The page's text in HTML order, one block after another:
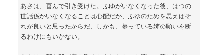
あさは、喜んで引き受けた。ふゆがいなくなった後、はつの
世話係がいなくなることは心配だが、ふゆのためを思えばそ
れが良いと思ったからだ。しかも、慕っている姉の願いを断
るわけにもいかない。